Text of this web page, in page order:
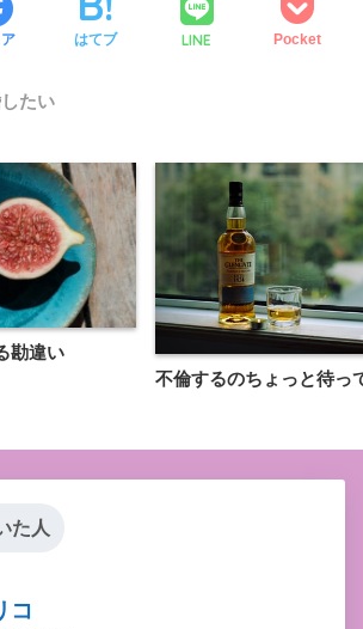
はてブ LINE Pocket
たい
勘違い
不倫するのちょっと待っ
た人
コ